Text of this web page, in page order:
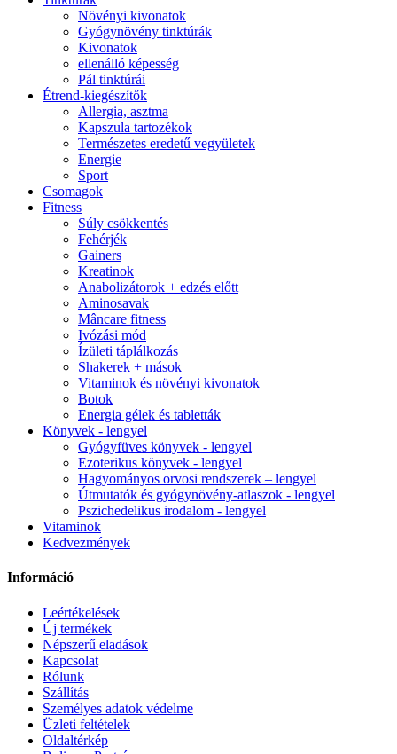
Növényi kivonatok
Gyógynövény tinktúrák
Kivonatok
ellenálló képesség
Pál tinktúrái
Étrend-kiegészítők
Allergia, asztma
Kapszula tartozékok
Természetes eredetű vegyületek
Energie
Sport
Csomagok
Fitness
Súly csökkentés
Fehérjék
Gainers
Kreatinok
Anabolizátorok + edzés előtt
Aminosavak
Mâncare fitness
Ivózási mód
Ízületi táplálkozás
Shakerek + mások
Vitaminok és növényi kivonatok
Botok
Energia gélek és tabletták
Könyvek - lengyel
Gyógyfüves könyvek - lengyel
Ezoterikus könyvek - lengyel
Hagyományos orvosi rendszerek – lengyel
Útmutatók és gyógynövény-atlaszok - lengyel
Pszichedelikus irodalom - lengyel
Vitaminok
Kedvezmények
Információ
Leértékelések
Új termékek
Népszerű eladások
Kapcsolat
Rólunk
Szállítás
Személyes adatok védelme
Üzleti feltételek
Oldaltérkép